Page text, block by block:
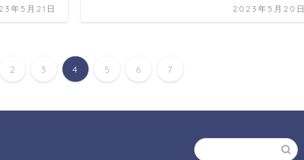
年5月21日 2023年5月20日
2 3 4 5 6 7